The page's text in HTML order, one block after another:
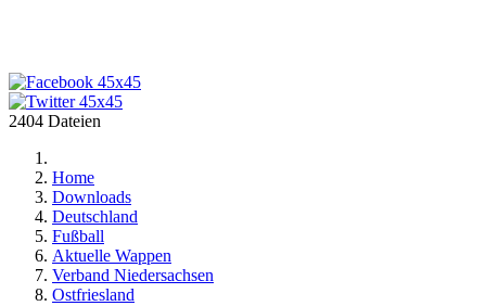
2404 Dateien
Home
Downloads
Deutschland
Fußball
Aktuelle Wappen
Verband Niedersachsen
Ostfriesland